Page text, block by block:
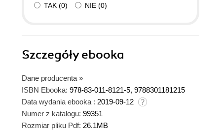
TAK (0) NIE (0)
Szczegółyebooka
Dane producenta »
ISBN Ebooka: 978-83-011-8121-5, 9788301181215
Data wydania ebooka : 2019-09-12
Numer z katalogu: 99351
Rozmiar pliku Pdf: 26.1MB